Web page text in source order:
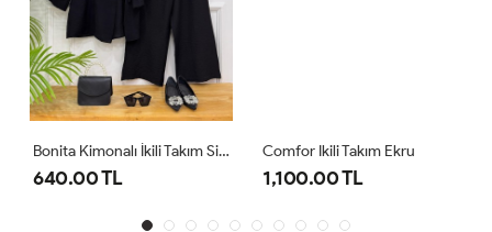
Bonita Kimonalı İkili Takım Siyah
640.00 TL
Comfor Ikili Takım Ekru
1,100.00 TL